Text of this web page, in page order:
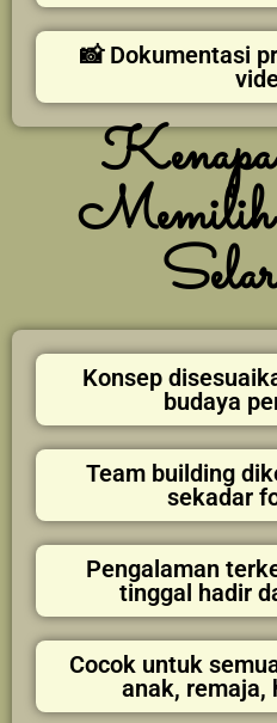
📸 Dokumentasi
Memilih
Konsep
budaya
Team building
sekadar
Pengalaman
tinggal hadir
Cocok untuk
anak, remaja,